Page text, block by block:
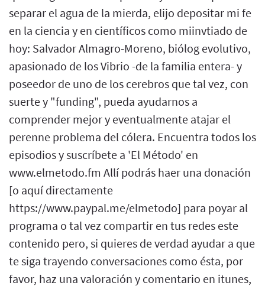
separar el agua de la mierda, elijo depositar mi fe
en la ciencia y en científicos como miinvtiado de
hoy: Salvador Almagro-Moreno, biólog evolutivo,
apasionado de los Vibrio -de la familia entera- y
poseedor de uno de los cerebros que tal vez, con
suerte y "funding", pueda ayudarnos a
comprender mejor y eventualmente atajar el
perenne problema del cólera. Encuentra todos los
episodios y suscríbete a 'El Método' en
www.elmetodo.fm Allí podrás haer una donación
[o aquí directamente
https://www.paypal.me/elmetodo] para poyar al
programa o tal vez compartir en tus redes este
contenido pero, si quieres de verdad ayudar a que
te siga trayendo conversaciones como ésta, por
favor, haz una valoración y comentario en itunes,